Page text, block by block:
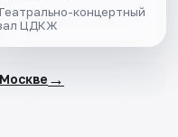
концертный
ЦДКЖ
→